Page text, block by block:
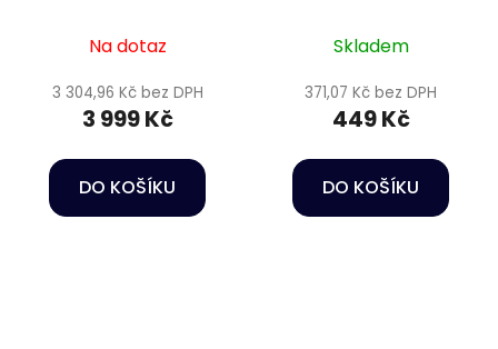
vzduchu - Hailea CP-
60
Na dotaz
3 304,96 Kč bez DPH
3 999 Kč
DO KOŠÍKU
Skladem
371,07 Kč bez DPH
449 Kč
DO KOŠÍKU